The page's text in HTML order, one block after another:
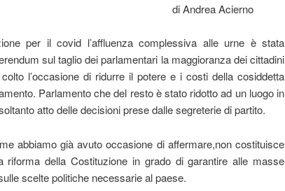
Acierno
per il covid l’affluenza complessiva alle urne è stata
sul taglio dei parlamentari la maggioranza dei cittadini
l’occasione di ridurre il potere e i costi della cosiddetta
Parlamento che del resto è stato ridotto ad un luogo in
atto delle decisioni prese dalle segreterie di partito.
abbiamo già avuto occasione di affermare,non costituisce
riforma della Costituzione in grado di garantire alle masse
scelte politiche necessarie al paese.